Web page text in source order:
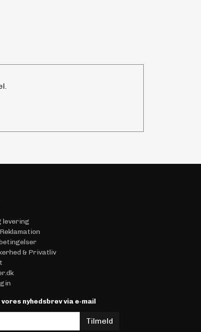
levering
& Privatliv
nyhedsbrev via e-mail
Tilmeld